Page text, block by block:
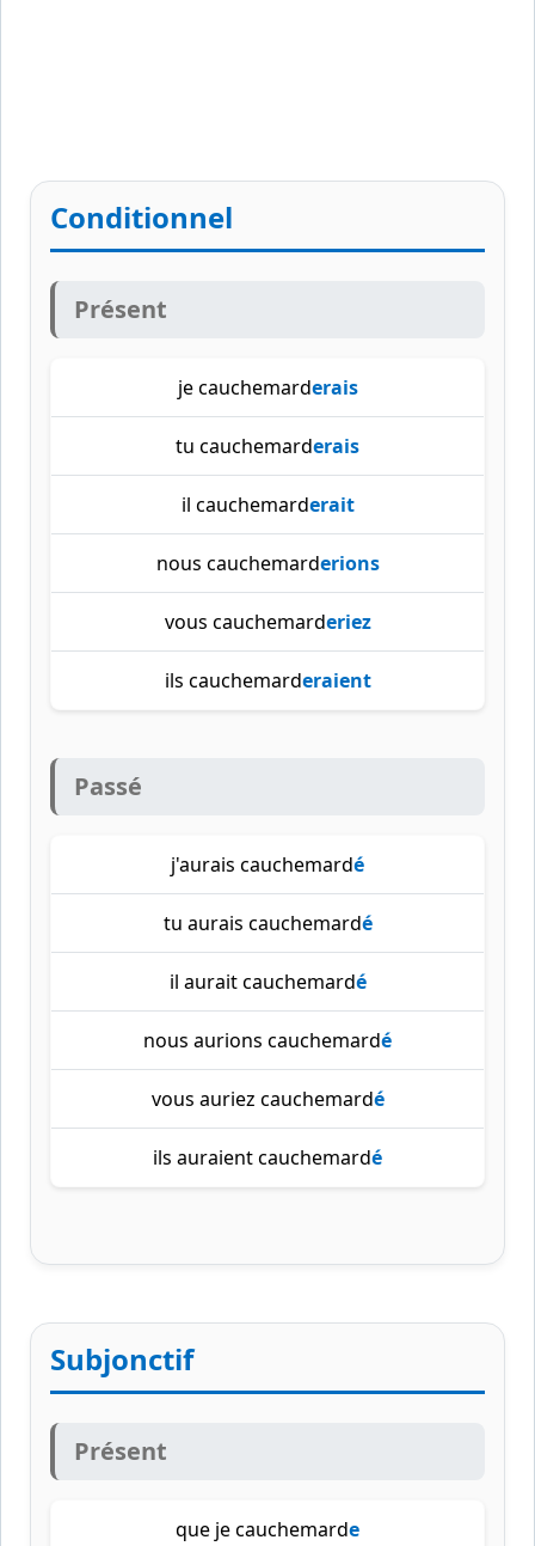
Conditionnel
Présent
je cauchemarderais
tu cauchemarderais
il cauchemarderait
nous cauchemarderions
vous cauchemarderiez
ils cauchemarderaient
Passé
j'aurais cauchemardé
tu aurais cauchemardé
il aurait cauchemardé
nous aurions cauchemardé
vous auriez cauchemardé
ils auraient cauchemardé
Subjonctif
Présent
que je cauchemarde